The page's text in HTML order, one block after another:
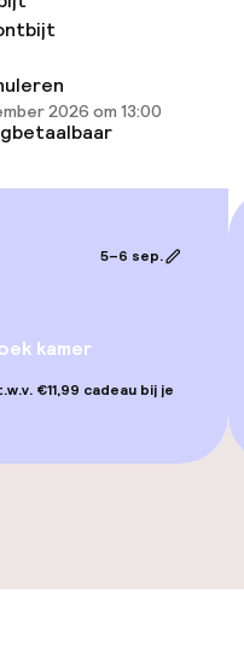
2026 om 13:00
5–6 sep.
kamer
€11,99 cadeau bij je